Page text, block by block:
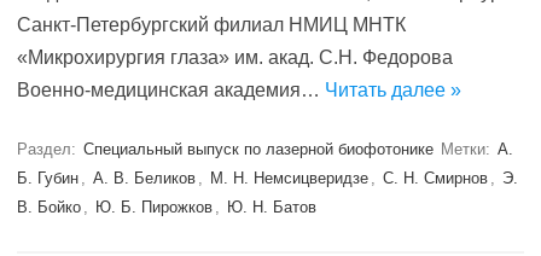
Санкт-Петербургский филиал НМИЦ МНТК
«Микрохирургия глаза» им. акад. С.Н. Федорова
Военно-медицинская академия… Читать далее »
Раздел: Специальный выпуск по лазерной биофотонике Метки: А.
Б. Губин , А. В. Беликов , М. Н. Немсицверидзе , С. Н. Смирнов , Э.
В. Бойко , Ю. Б. Пирожков , Ю. Н. Батов